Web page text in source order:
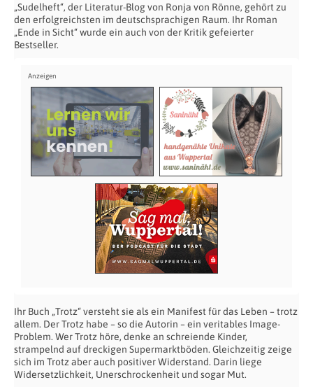
„Sudelheft“, der Literatur-Blog von Ronja von Rönne, gehört zu
den erfolgreichsten im deutschsprachigen Raum. Ihr Roman
„Ende in Sicht“ wurde ein auch von der Kritik gefeierter
Bestseller.
Ihr Buch „Trotz“ versteht sie als ein Manifest für das Leben – trotz
allem. Der Trotz habe – so die Autorin – ein veritables Image-
Problem. Wer Trotz höre, denke an schreiende Kinder,
strampelnd auf dreckigen Supermarktböden. Gleichzeitig zeige
sich im Trotz aber auch positiver Widerstand. Darin liege
Widersetzlichkeit, Unerschrockenheit und sogar Mut.